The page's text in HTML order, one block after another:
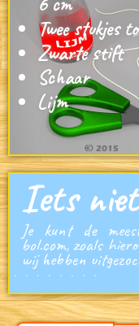
Twee stukjes
Zwarte stift
Schaar
Lijm
Iets
Je kunt de
bol.com, zoals
wij hebben